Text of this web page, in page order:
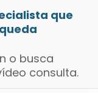
que
o busca
consulta.